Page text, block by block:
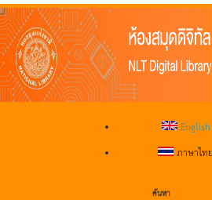
English
ภาษาไทย
ค้นหา